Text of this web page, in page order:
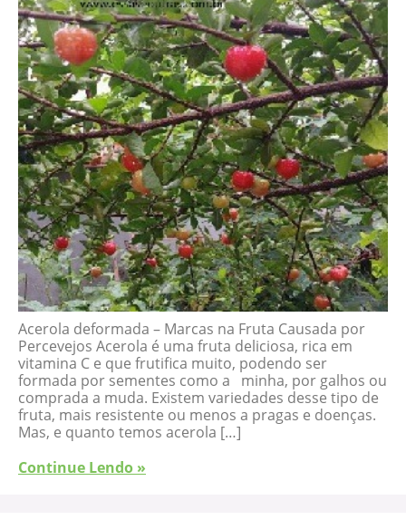
Acerola deformada – Marcas na Fruta Causada por
Percevejos Acerola é uma fruta deliciosa, rica em
vitamina C e que frutifica muito, podendo ser
formada por sementes como a minha, por galhos ou
comprada a muda. Existem variedades desse tipo de
fruta, mais resistente ou menos a pragas e doenças.
Mas, e quanto temos acerola […]
Continue Lendo »